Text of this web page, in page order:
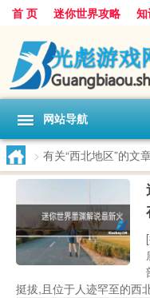
首 页 迷你世界攻略
网站导航
> 有关“西北地区”的文
挺拔,且位于人迹罕至的西